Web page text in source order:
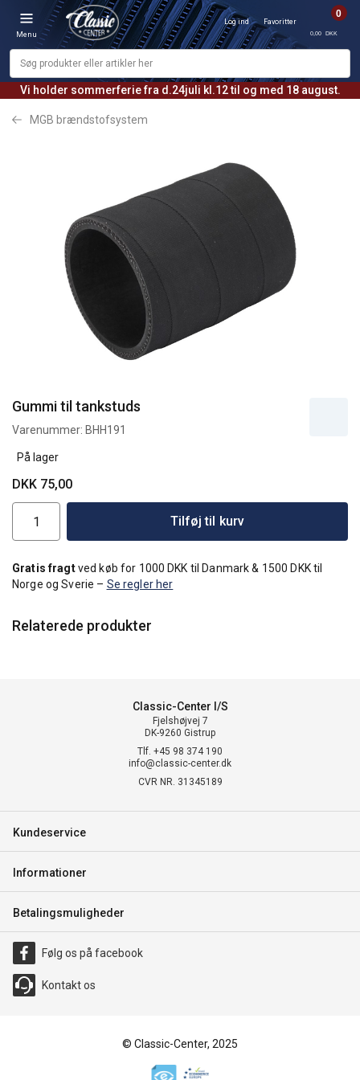
Vi holder sommerferie fra d.24juli kl.12 til og med 18 august.
Menu
Log ind Favoritter
0
0,00 DKK
MGB brændstofsystem
Gummi til tankstuds
Varenummer: BHH191
På lager
DKK 75,00
Tilføj til kurv
Gratis fragtved køb for 1000 DKK til Danmark & 1500 DKK til
Norge og Sverie – Se regler her
Relaterede produkter
Classic-Center I/S
Fjelshøjvej 7
DK-9260 Gistrup
Tlf. +45 98 374 190
info@classic-center.dk
CVR NR. 31345189
Kundeservice
Informationer
Betalingsmuligheder
Følg os på facebook
Kontakt os
© Classic-Center, 2025